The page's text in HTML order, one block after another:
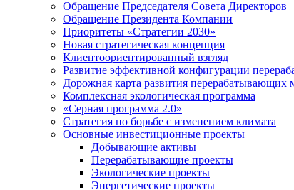
Обращение Председателя Совета Директоров
Обращение Президента Компании
Приоритеты «Стратегии 2030»
Новая стратегическая концепция
Клиентоориентированный взгляд
Развитие эффективной конфигурации
Дорожная карта развития перерабатывающих
Комплексная экологическая программа
«Серная программа 2.0»
Стратегия по борьбе с изменением климата
Основные инвестиционные проекты
Добывающие активы
Перерабатывающие проекты
Экологические проекты
Энергетические проекты